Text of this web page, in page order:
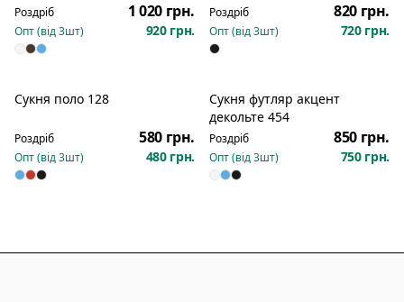
Роздріб 1 020 грн.
Опт (від3шт) 920 грн.
Роздріб 820 грн.
Опт (від3шт) 720 грн.
Сукня поло 128
Роздріб 580 грн.
Опт (від3шт) 480 грн.
Новинка
Сукня футляр акцент
декольте 454
Роздріб 850 грн.
Опт (від3шт) 750 грн.